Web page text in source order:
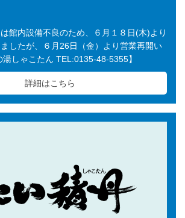
館内設備不良のため、６月１８日(木)より
したが、６月26日（金）より営業再開い
しゃこたん TEL:0135-48-5355】
詳細はこちら